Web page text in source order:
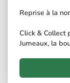
Reprise à la
Click & Collect
Jumeaux, la